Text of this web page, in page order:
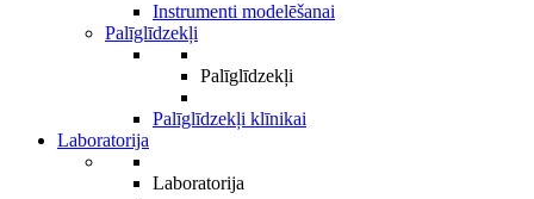
Instrumenti modelēšanai
Palīglīdzekļi
Palīglīdzekļi
Palīglīdzekļi klīnikai
Laboratorija
Laboratorija